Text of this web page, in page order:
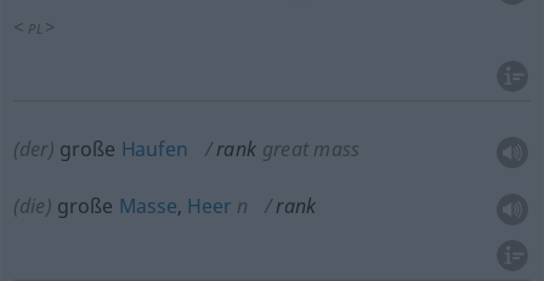
< PL >
(der) große Haufen rank great mass
(die) große Masse, Heer n rank